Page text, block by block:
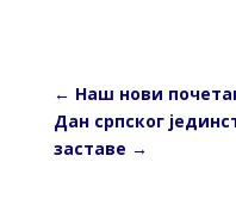
← Наш нови
Дан српског
заставе →